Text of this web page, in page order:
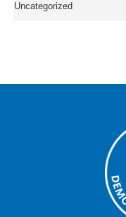
Uncategorized